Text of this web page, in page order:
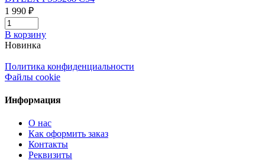
1 990 ₽
В корзину
Новинка
Политика конфиденциальности
Файлы cookie
Информация
О нас
Как оформить заказ
Контакты
Реквизиты